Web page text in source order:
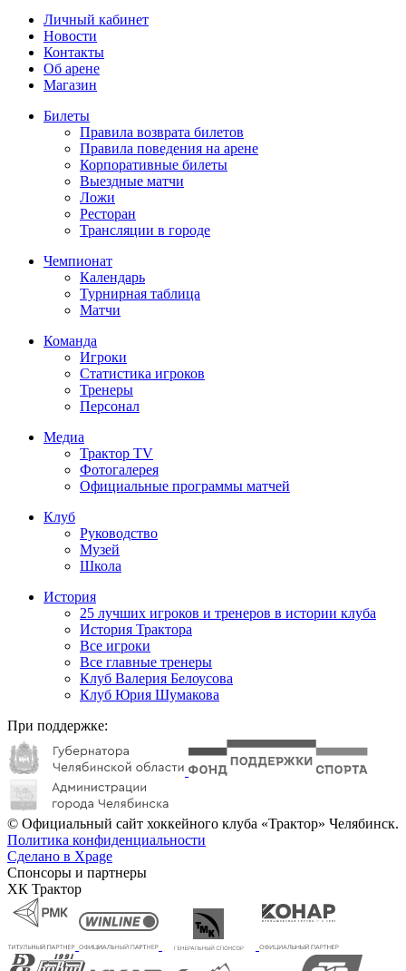
Личный кабинет
Новости
Контакты
Об арене
Магазин
Билеты
Правила возврата билетов
Правила поведения на арене
Корпоративные билеты
Выездные матчи
Ложи
Ресторан
Трансляции в городе
Чемпионат
Календарь
Турнирная таблица
Матчи
Команда
Игроки
Статистика игроков
Тренеры
Персонал
Медиа
Трактор TV
Фотогалерея
Официальные программы матчей
Клуб
Руководство
Музей
Школа
История
25 лучших игроков и тренеров в истории клуба
История Трактора
Все игроки
Все главные тренеры
Клуб Валерия Белоусова
Клуб Юрия Шумакова
При поддержке:
© Официальный сайт хоккейного клуба «Трактор» Челябинск.
Политика конфиденциальности
Сделано в Xpage
Спонсоры и партнеры
ХК Трактор